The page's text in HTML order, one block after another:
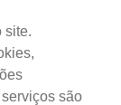
site.
são